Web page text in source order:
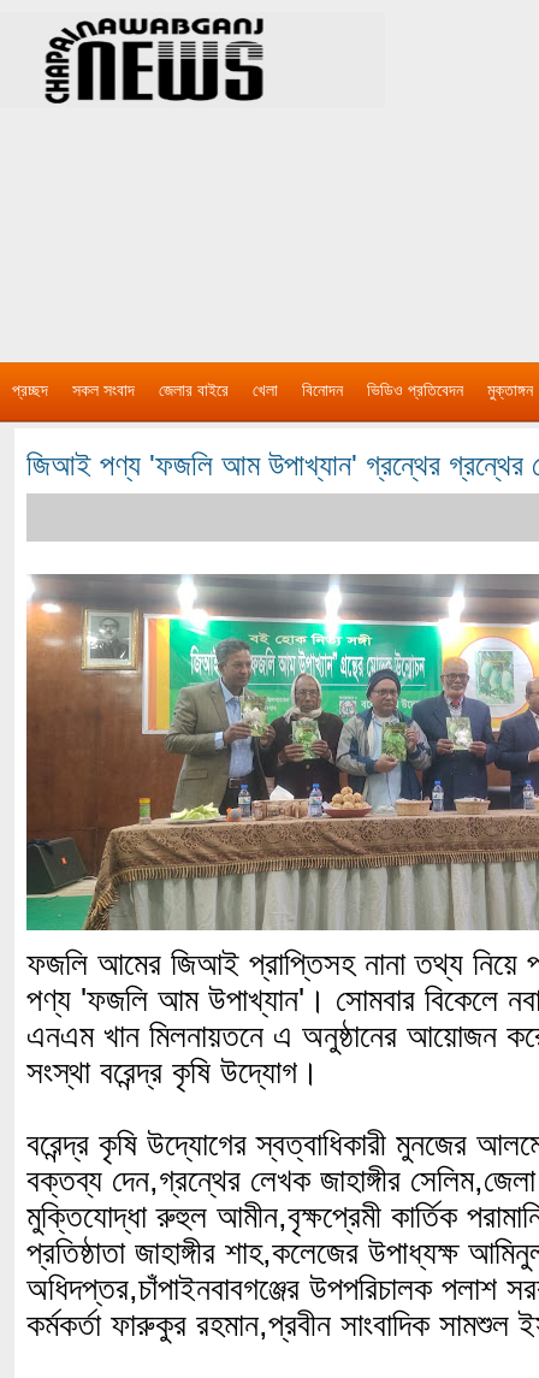
প্রচ্ছদ সকল সংবাদ জেলার বাইরে খেলা বিনোদন ভিডিও প্রতিবেদন মুক্তাঙ্গন
জিআই পণ্য 'ফজলি আম উপাখ্যান' গ্রন্থের গ্রন্থের
ফজলি আমের জিআই প্রাপ্তিসহ নানা তথ্য নিয়ে
পণ্য 'ফজলি আম উপাখ্যান'। সোমবার বিকেলে
এনএম খান মিলনায়তনে এ অনুষ্ঠানের আয়োজন
সংস্থা বরেন্দ্র কৃষি উদ্যোগ।
বরেন্দ্র কৃষি উদ্যোগের স্বত্বাধিকারী মুনজের
বক্তব্য দেন,গ্রন্থের লেখক জাহাঙ্গীর সেলিম,জেলা
মুক্তিযোদ্ধা রুহুল আমীন,বৃক্ষপ্রেমী কার্তিক
প্রতিষ্ঠাতা জাহাঙ্গীর শাহ,কলেজের উপাধ্যক্ষ
অধিদপ্তর,চাঁপাইনবাবগঞ্জের উপপরিচালক পলাশ
কর্মকর্তা ফারুকুর রহমান,প্রবীন সাংবাদিক